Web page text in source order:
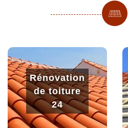
Rénovation
de toiture
24